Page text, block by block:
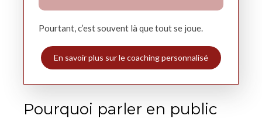
Pourtant, c’est souvent là que tout se joue.
En savoir plus sur le coaching personnalisé
Pourquoi parler en public